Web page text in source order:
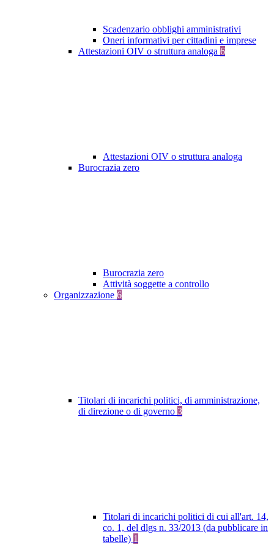
Scadenzario obblighi amministrativi
Oneri informativi per cittadini e imprese
Attestazioni OIV o struttura analoga 6
Attestazioni OIV o struttura analoga
Burocrazia zero
Burocrazia zero
Attività soggette a controllo
Organizzazione 6
Titolari di incarichi politici, di amministrazione,
di direzione o di governo 3
Titolari di incarichi politici di cui all'art. 14,
co. 1, del dlgs n. 33/2013 (da pubblicare in
tabelle) 1